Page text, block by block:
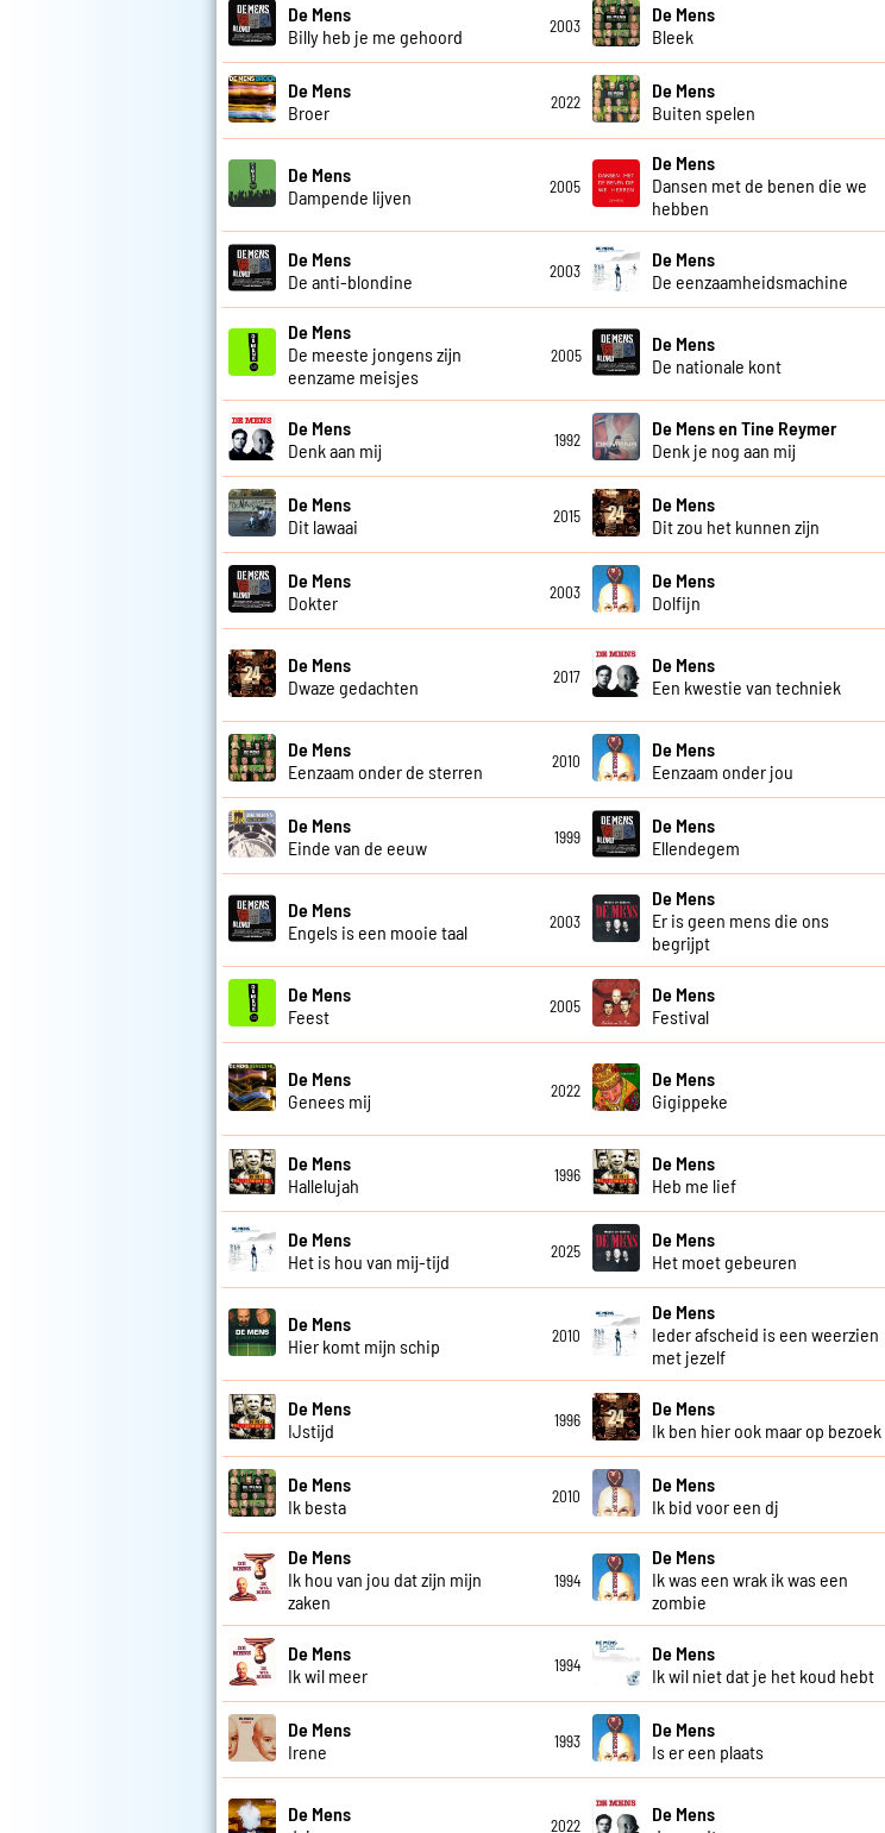
De Mens
Billy heb je me gehoord
2003
De Mens
Bleek
De Mens
Broer
2022
De Mens
Buiten spelen
De Mens
Dampende lijven
2005
De Mens
Dansen met de benen die we
hebben
De Mens
De anti-blondine
2003
De Mens
De eenzaamheidsmachine
De Mens
De meeste jongens zijn
eenzame meisjes
2005
De Mens
De nationale kont
De Mens
Denk aan mij
1992
De Mens en Tine Reymer
Denk je nog aan mij
De Mens
Dit lawaai
2015
De Mens
Dit zou het kunnen zijn
De Mens
Dokter
2003
De Mens
Dolfijn
De Mens
Dwaze gedachten
2017
De Mens
Een kwestie van techniek
De Mens
Eenzaam onder de sterren
2010
De Mens
Eenzaam onder jou
De Mens
Einde van de eeuw
1999
De Mens
Ellendegem
De Mens
Engels is een mooie taal
2003
De Mens
Er is geen mens die ons
begrijpt
De Mens
Feest
2005
De Mens
Festival
De Mens
Genees mij
2022
De Mens
Gigippeke
De Mens
Hallelujah
1996
De Mens
Heb me lief
De Mens
Het is hou van mij-tijd
2025
De Mens
Het moet gebeuren
De Mens
Hier komt mijn schip
2010
De Mens
Ieder afscheid is een weerzien
met jezelf
De Mens
IJstijd
1996
De Mens
Ik ben hier ook maar op bezoek
De Mens
Ik besta
2010
De Mens
Ik bid voor een dj
De Mens
Ik hou van jou dat zijn mijn
zaken
1994
De Mens
Ik was een wrak ik was een
zombie
De Mens
Ik wil meer
1994
De Mens
Ik wil niet dat je het koud hebt
De Mens
Irene
1993
De Mens
Is er een plaats
De Mens
2022
De Mens